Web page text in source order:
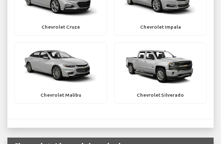
Chevrolet Cruze Chevrolet Impala
Chevrolet Malibu Chevrolet Silverado